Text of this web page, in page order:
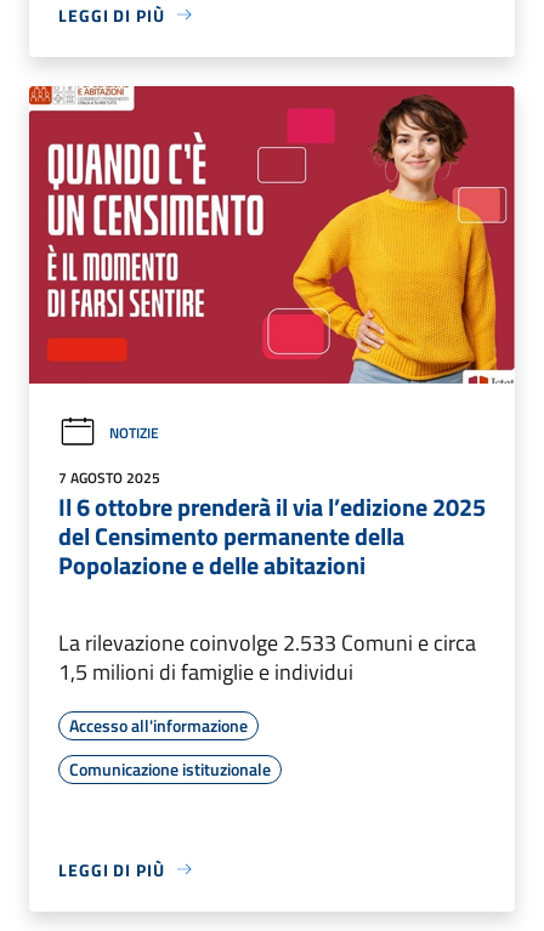
LEGGI DI PIÙ
NOTIZIE
7 AGOSTO 2025
Il 6 ottobre prenderà il via l’edizione 2025
del Censimento permanente della
Popolazione e delle abitazioni
La rilevazione coinvolge 2.533 Comuni e circa
1,5 milioni di famiglie e individui
Accesso all'informazione
Comunicazione istituzionale
LEGGI DI PIÙ